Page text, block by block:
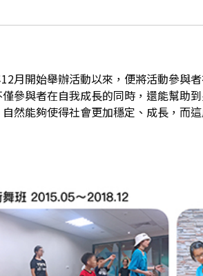
月開始舉辦活動以來，便將活動參與
參與者在自我成長的同時，還能幫助
然能夠使得社會更加穩定、成長，而